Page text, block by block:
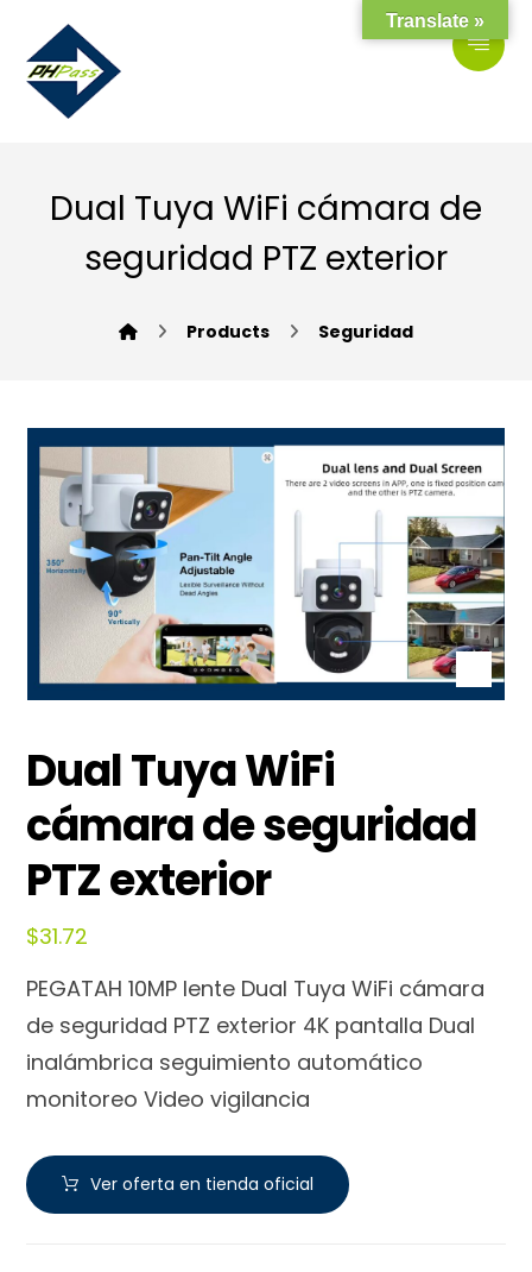
Dual Tuya WiFi cámara de
seguridad PTZ exterior
Products Seguridad
Dual Tuya WiFi
cámara de seguridad
PTZ exterior
$31.72
PEGATAH 10MP lente Dual Tuya WiFi cámara
de seguridad PTZ exterior 4K pantalla Dual
inalámbrica seguimiento automático
monitoreo Video vigilancia
Ver oferta en tienda oficial
Translate »